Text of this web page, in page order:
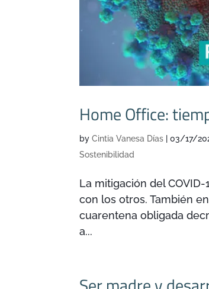
Home Office:
byCintia Vanesa Días |03/17/
Sostenibilidad
La mitigación del
con los otros. También
cuarentena obligada
a...